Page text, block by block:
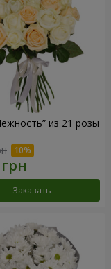
из 21 розы
Заказать